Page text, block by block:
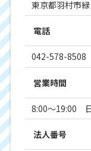
東京都羽村市
電話
042-578-8508
営業時間
8:00～19:00
法人番号